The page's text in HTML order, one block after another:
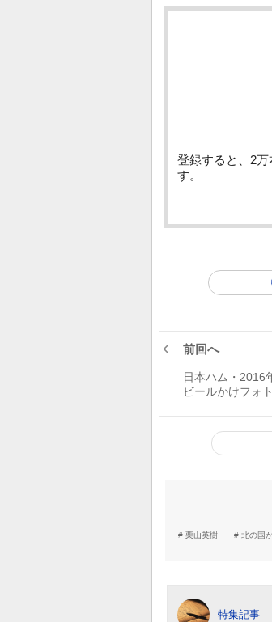
登録すると、2
す。
前回へ
日本ハム・2016
ビールかけフォ
栗山英樹 北の国
特集記事